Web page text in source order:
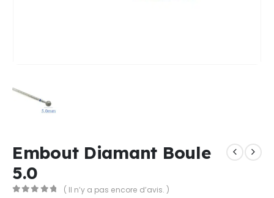
Embout Diamant Boule
5.0
( Il n’y a pas encore d’avis. )